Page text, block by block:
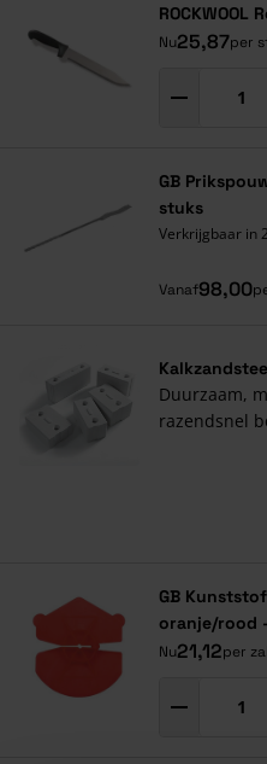
ROCKWOOL
Nu25,87per
GB
stuks
Verkrijgbaar in
Vanaf98,00
Duurzaam,
razendsnel
GB
oranje/rood
Nu21,12per